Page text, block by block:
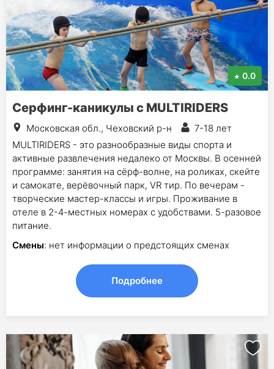
0.0
Серфинг-каникулы с MULTIRIDERS
Московская обл., Чеховский р-н
7-18 лет
MULTIRIDERS - это разнообразные виды спорта и
активные развлечения недалеко от Москвы. В осенней
программе: занятия на сёрф-волне, на роликах, скейте
и самокате, верёвочный парк, VR тир. По вечерам -
творческие мастер-классы и игры. Проживание в
отеле в 2-4-местных номерах с удобствами. 5-разовое
питание.
Смены: нет информации о предстоящих сменах
Подробнее